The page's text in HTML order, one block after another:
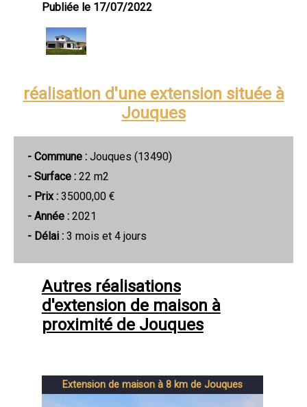
Publiée le 17/07/2022
réalisation d'une extension située à
Jouques
- Commune : Jouques (13490)
- Surface : 22 m2
- Prix : 35000,00 €
- Année : 2021
- Délai : 3 mois et 4 jours
Autres réalisations
d'extension de maison à
proximité de Jouques
Extension de maison à 8 km de Jouques